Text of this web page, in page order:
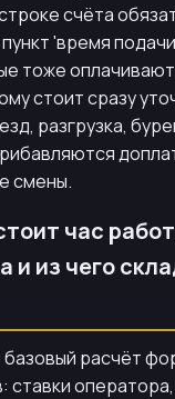
счёта
'время
тоже
стоит сразу
разгрузка,
смены.
час
и из чего
базовый расчёт
ставки